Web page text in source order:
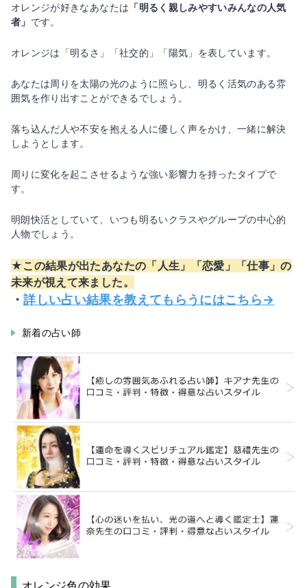
オレンジが好きなあなたは 「明るく親しみやすいみんなの人気
者」 です。
オレンジは「明るさ」「社交的」「陽気」を表しています。
あなたは周りを太陽の光のように照らし、明るく活気のある雰
囲気を作り出すことができるでしょう。
落ち込んだ人や不安を抱える人に優しく声をかけ、一緒に解決
しようとします。
周りに変化を起こさせるような強い影響力を持ったタイプで
す。
明朗快活としていて、いつも明るいクラスやグループの中心的
人物でしょう。
★この結果が出たあなたの「人生」「恋愛」「仕事」の
未来が視えて来ました。
・詳しい占い結果を教えてもらうにはこちら→
新着の占い師
オレンジ色の効果